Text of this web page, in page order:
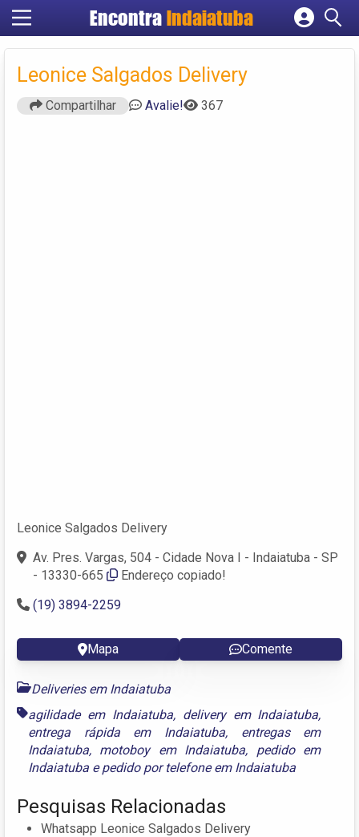
Encontra Indaiatuba
Cadastrar empresa
Criar conta
Leonice Salgados Delivery
Compartilhar Avalie! 367
Leonice Salgados Delivery
Av. Pres. Vargas, 504 - Cidade Nova I - Indaiatuba - SP
- 13330-665
Endereço copiado!
(19) 3894-2259
Mapa Comente
Deliveries em Indaiatuba
agilidade em Indaiatuba, delivery em Indaiatuba,
entrega rápida em Indaiatuba, entregas em
Indaiatuba, motoboy em Indaiatuba, pedido em
Indaiatuba epedido por telefone em Indaiatuba
Pesquisas Relacionadas
Whatsapp Leonice Salgados Delivery